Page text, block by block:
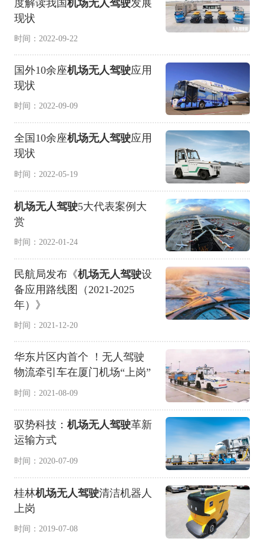
度解读我国机场无人驾驶发展
现状
时间：2022-09-22
国外10余座机场无人驾驶应用
现状
时间：2022-09-09
全国10余座机场无人驾驶应用
现状
时间：2022-05-19
机场无人驾驶5大代表案例大
赏
时间：2022-01-24
民航局发布《机场无人驾驶设
备应用路线图（2021-2025
年）》
时间：2021-12-20
华东片区内首个 ！无人驾驶
物流牵引车在厦门机场“上岗”
时间：2021-08-09
驭势科技： 机场无人驾驶革新
运输方式
时间：2020-07-09
桂林机场无人驾驶清洁机器人
上岗
时间：2019-07-08